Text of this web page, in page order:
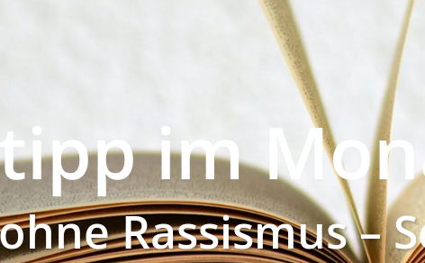
im
Rassismus –